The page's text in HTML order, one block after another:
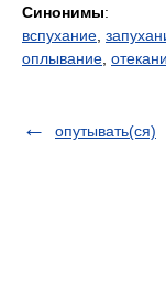
Синонимы:
вспухание
оплывание
опутывать(ся)